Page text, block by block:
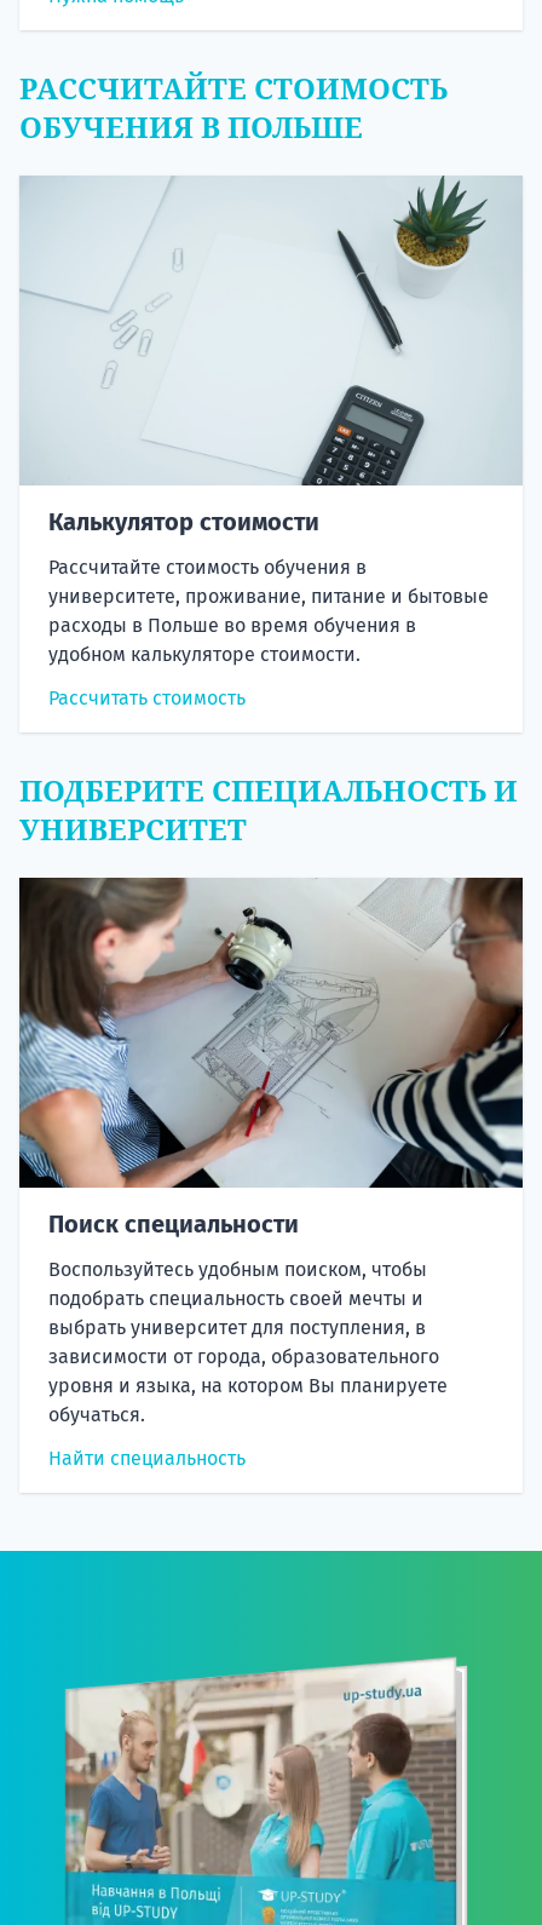
РАССЧИТАЙТЕ СТОИМОСТЬ
ОБУЧЕНИЯ В ПОЛЬШЕ
Калькулятор стоимости
Рассчитайте стоимость обучения в
университете, проживание, питание и бытовые
расходы в Польше во время обучения в
удобном калькуляторе стоимости.
Рассчитать стоимость
ПОДБЕРИТЕ СПЕЦИАЛЬНОСТЬ И
УНИВЕРСИТЕТ
Поиск специальности
Воспользуйтесь удобным поиском, чтобы
подобрать специальность своей мечты и
выбрать университет для поступления, в
зависимости от города, образовательного
уровня и языка, на котором Вы планируете
обучаться.
Найти специальность